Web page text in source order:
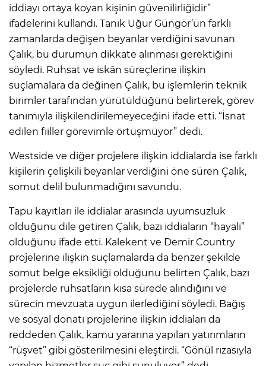
iddiayı ortaya koyan kişinin güvenilirliğidir”
ifadelerini kullandı. Tanık Uğur Güngör’ün farklı
zamanlarda değişen beyanlar verdiğini savunan
Çalık, bu durumun dikkate alınması gerektiğini
söyledi. Ruhsat ve iskân süreçlerine ilişkin
suçlamalara da değinen Çalık, bu işlemlerin teknik
birimler tarafından yürütüldüğünü belirterek, görev
tanımıyla ilişkilendirilemeyeceğini ifade etti. “İsnat
edilen fiiller görevimle örtüşmüyor” dedi.
Westside ve diğer projelere ilişkin iddialarda ise farklı
kişilerin çelişkili beyanlar verdiğini öne süren Çalık,
somut delil bulunmadığını savundu.
Tapu kayıtları ile iddialar arasında uyumsuzluk
olduğunu dile getiren Çalık, bazı iddiaların “hayali”
olduğunu ifade etti. Kalekent ve Demir Country
projelerine ilişkin suçlamalarda da benzer şekilde
somut belge eksikliği olduğunu belirten Çalık, bazı
projelerde ruhsatların kısa sürede alındığını ve
sürecin mevzuata uygun ilerlediğini söyledi. Bağış
ve sosyal donatı projelerine ilişkin iddiaları da
reddeden Çalık, kamu yararına yapılan yatırımların
“rüşvet” gibi gösterilmesini eleştirdi. “Gönül rızasıyla